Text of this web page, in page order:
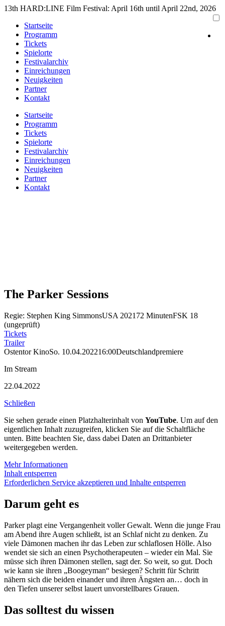
Zum
springen
13th HARD:LINE Film Festival: April 16th until April 22nd, 2026
Startseite
Programm
Tickets
Spielorte
Festivalarchiv
Einreichungen
Neuigkeiten
Partner
Kontakt
Startseite
Programm
Tickets
Spielorte
Festivalarchiv
Einreichungen
Neuigkeiten
Partner
Kontakt
The Parker Sessions
Regie: Stephen King SimmonsUSA 2021 72 MinutenFSK 18
(ungeprüft)
Tickets
Trailer
Ostentor KinoSo. 10.04.202216:00Deutschlandpremiere
Im Stream
22.04.2022
Schließen
Sie sehen gerade einen Platzhalterinhalt von YouTube. Um auf den
eigentlichen Inhalt zuzugreifen, klicken Sie auf die Schaltfläche
unten. Bitte beachten Sie, dass dabei Daten an Drittanbieter
weitergegeben werden.
Mehr Informationen
Inhalt entsperren
Erforderlichen Service akzeptieren und Inhalte entsperren
Darum geht es
Parker plagt eine Vergangenheit voller Gewalt. Wenn die junge Frau
am Abend ihre Augen schließt, ist an Schlaf nicht zu denken. Zu
viele Dämonen machen ihr das Leben zur schlaflosen Hölle. Also
wendet sie sich an einen Psychotherapeuten – wieder ein Mal. Sie
müsse sich ihren Dämonen stellen, sagt der. So weit, so gut. Doch
wie kann sie ihren „Boogeyman“ besiegen? Schritt für Schritt
nähern sich die beiden einander und ihren Ängsten an… doch in
den Tiefen unserer selbst lauert unvorstellbares Grauen.
Das solltest du wissen